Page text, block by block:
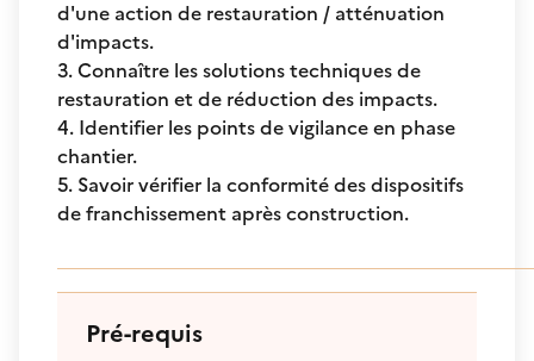
d'une action de restauration / atténuation
d'impacts.
3. Connaître les solutions techniques de
restauration et de réduction des impacts.
4. Identifier les points de vigilance en phase
chantier.
5. Savoir vérifier la conformité des dispositifs
de franchissement après construction.
Pré-requis